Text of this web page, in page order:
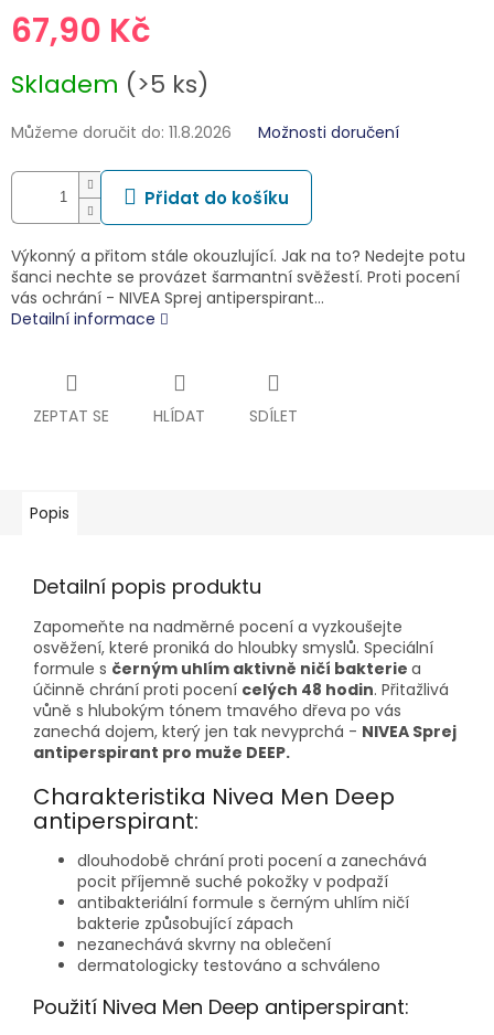
67,90 Kč
cena:
Skladem (>5 ks)
Můžeme doručit do: 11.8.2026 Možnosti doručení
Přidat do košíku
Výkonný a přitom stále okouzlující. Jak na to? Nedejte potu
šanci nechte se provázet šarmantní svěžestí. Proti pocení
vás ochrání - NIVEA Sprej antiperspirant…
Detailní informace
ZEPTAT SE HLÍDAT SDÍLET
Popis
Detailní popis produktu
Zapomeňte na nadměrné pocení a vyzkoušejte
osvěžení, které proniká do hloubky smyslů. Speciální
formule s černým uhlím aktivně ničí bakterie a
účinně chrání proti pocení celých 48 hodin. Přitažlivá
vůně s hlubokým tónem tmavého dřeva po vás
zanechá dojem, který jen tak nevyprchá - NIVEA Sprej
antiperspirant pro muže DEEP.
Charakteristika Nivea Men Deep
antiperspirant:
dlouhodobě chrání proti pocení a zanechává
pocit příjemně suché pokožky v podpaží
antibakteriální formule s černým uhlím ničí
bakterie způsobující zápach
nezanechává skvrny na oblečení
dermatologicky testováno a schváleno
Použití Nivea Men Deep antiperspirant: